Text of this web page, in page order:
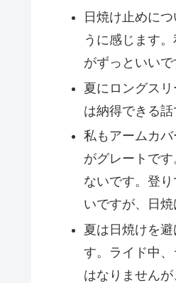
日焼け止めに
うに感じます
がずっといいで
夏にロングス
は納得できる話
私もアームカ
がグレートで
ないです。登
いですが、日
夏は日焼けを
す。ライド中
はなりません